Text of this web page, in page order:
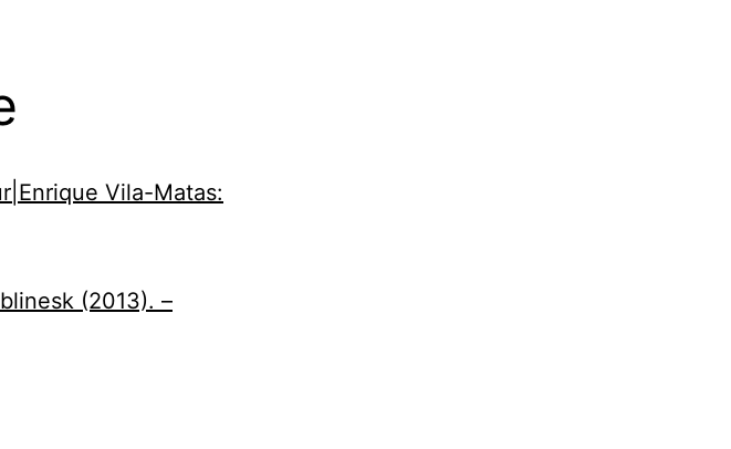
Vila-Matas:
(2013). –